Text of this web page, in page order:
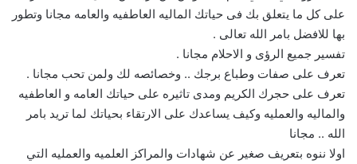
على كل ما يتعلق بك فى حياتك الماليه العاطفيه والعامه مجانا وتطور
بها للافضل بامر الله تعالى .
تفسير جميع الرؤى و الاحلام مجانا .
تعرف على صفات وطباع برجك .. وخصائصه لك ولمن تحب مجانا .
تعرف على حجرك الكريم ومدى تاثيره على حياتك العامه و العاطفيه
والماليه والعمليه وكيف يساعدك على الارتقاء بحياتك لما تريد بامر
الله .. مجانا
اولا ننوه بتعريف صغير عن شهادات والمراكز العلميه والعمليه التي